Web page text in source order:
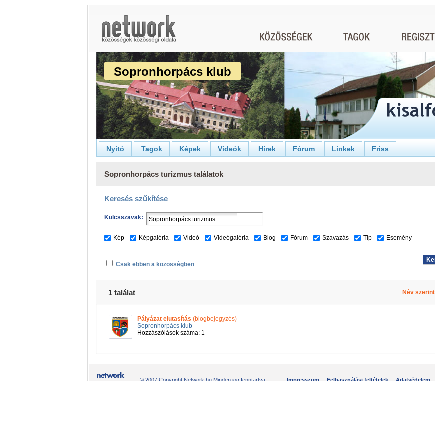
Sopronhorpács klub
Nyitó Tagok Képek Videók Hírek Fórum Linkek Friss
Sopronhorpács turizmus találatok
Keresés szűkítése
Kulcsszavak:
Kép Képgaléria Videó Videógaléria Blog Fórum Szavazás Tip Esemény
Csak ebben a közösségben
1 találat Név szerint
Pályázat elutasítás (blogbejegyzés)
Sopronhorpács klub
Hozzászólások száma: 1
© 2007 Copyright Network.hu Minden jog fenntartva. Impresszum Felhasználási feltételek Adatvédelem